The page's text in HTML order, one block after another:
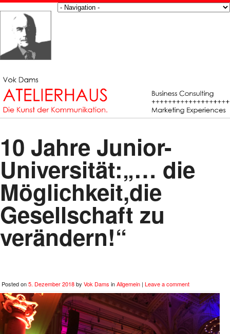
10 Jahre Junior-
Universität:„… die
Möglichkeit,die
Gesellschaft zu
verändern!“
Posted on5. Dezember 2018by Vok Dams inAllgemein | Leave a comment